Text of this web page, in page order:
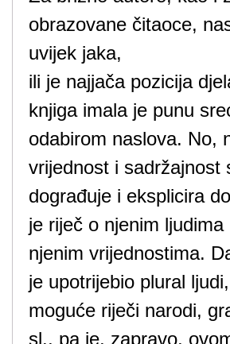
obrazovane čitaoce,
uvijek jaka,
ili je najjača pozicija
knjiga imala je punu
odabirom naslova. No,
vrijednost i sadržajnost
dograđuje i eksplicira
je riječ o njenim ljudima
njenim vrijednostima.
je upotrijebio plural
moguće riječi narodi,
sl., pa je, zapravo,